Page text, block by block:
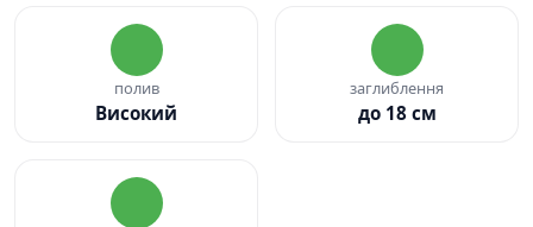
полив
Високий
заглиблення
до 18 см